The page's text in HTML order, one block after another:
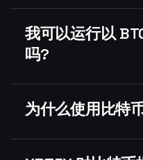
我可以运行以
吗?
为什么使用比特